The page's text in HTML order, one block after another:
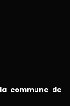
commune de